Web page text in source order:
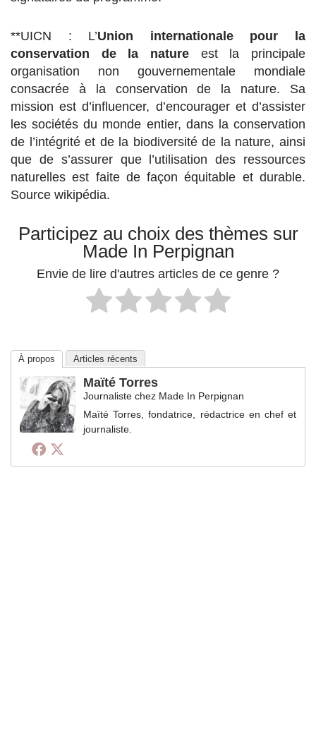
**UICN : L’Union internationale pour la
conservation de la nature est la principale
organisation non gouvernementale mondiale
consacrée à la conservation de la nature. Sa
mission est d’influencer, d’encourager et d’assister
les sociétés du monde entier, dans la conservation
de l’intégrité et de la biodiversité de la nature, ainsi
que de s’assurer que l’utilisation des ressources
naturelles est faite de façon équitable et durable.
Source wikipédia.
Participez au choix des thèmes sur
Made In Perpignan
Envie de lire d'autres articles de ce genre ?
À propos Articles récents
Maïté Torres
Journaliste chez Made In Perpignan
Maïté Torres, fondatrice, rédactrice en chef et
journaliste.